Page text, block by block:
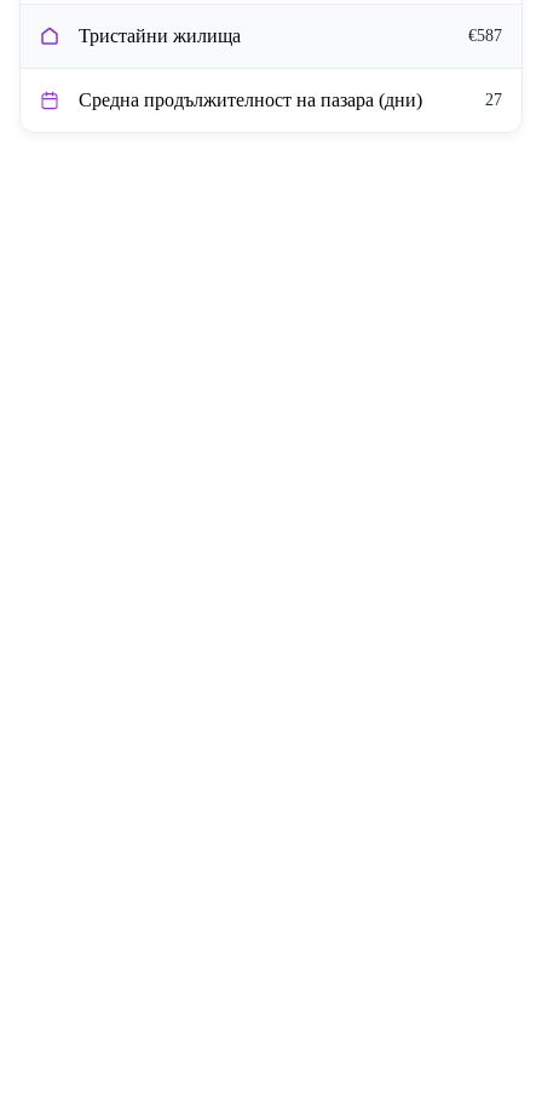
Тристайни жилища €587
Средна продължителност на пазара (дни) 27